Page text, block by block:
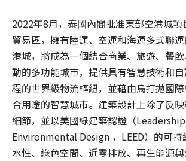
2022年8月，泰國內閣批准東部空港城
貿易區，擁有陸運、空運和海運多式聯
港城，將成為一個結合商業、旅遊、餐
動的多功能城市，提供具有智慧技術和
程的世界級物流樞紐，並藉由烏打拋國
合用途的智慧城市。建築設計上除了反
細節，並以美國綠建築認證（
Environmental Design ，LEED）的可
水性、綠色空間、近零排放、再生能源